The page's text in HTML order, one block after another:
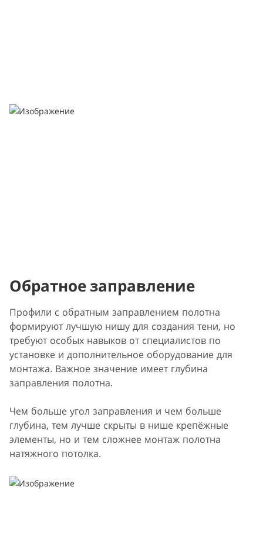
Обратное заправление
Профили с обратным заправлением полотна
формируют лучшую нишу для создания тени, но
требуют особых навыков от специалистов по
установке и дополнительное оборудование для
монтажа. Важное значение имеет глубина
заправления полотна.
Чем больше угол заправления и чем больше
глубина, тем лучше скрыты в нише крепёжные
элементы, но и тем сложнее монтаж полотна
натяжного потолка.